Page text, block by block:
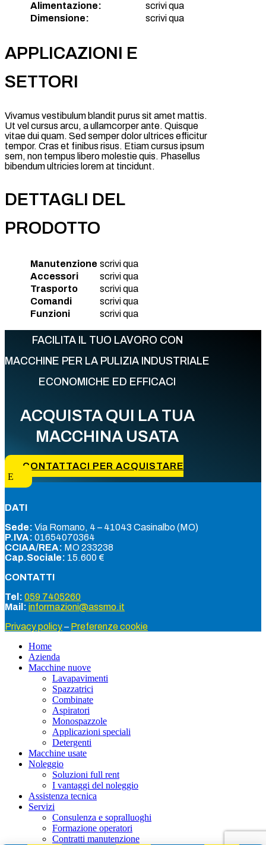
Alimentazione:
scrivi qua
Dimensione:
scrivi qua
APPLICAZIONI E
SETTORI
Vivamus vestibulum blandit purus sit amet mattis.
Ut vel cursus arcu, a ullamcorper ante. Quisque
vitae dui quam. Sed semper dolor ultrices efficitur
tempor. Cras et finibus risus. Etiam cursus ipsum
sem, non tempus libero molestie quis. Phasellus
bibendum ultricies lorem at tincidunt.
DETTAGLI DEL
PRODOTTO
Manutenzione scrivi qua
Accessori
scrivi qua
Trasporto
scrivi qua
Comandi
scrivi qua
Funzioni
scrivi qua
FACILITA IL TUO LAVORO CON
MACCHINE PER LA PULIZIA INDUSTRIALE
ECONOMICHE ED EFFICACI
ACQUISTA QUI LA TUA
MACCHINA USATA
CONTATTACI PER ACQUISTARE
DATI
Sede: Via Romano, 4 – 41043 Casinalbo (MO)
P.IVA: 01654070364
CCIAA/REA: MO 233238
Cap.Sociale: 15.600 €
CONTATTI
Tel: 059 7405260
Mail: informazioni@assmo.it
Privacy policy– Preferenze cookie
Home
Azienda
Macchine nuove
Lavapavimenti
Spazzatrici
Combinate
Aspiratori
Monospazzole
Applicazioni speciali
Detergenti
Macchine usate
Noleggio
Soluzioni full rent
I vantaggi del noleggio
Assistenza tecnica
Servizi
Consulenza e sopralluoghi
Formazione operatori
Contratti manutenzione